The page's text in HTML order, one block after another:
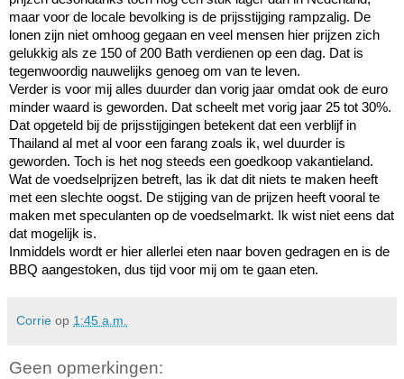
maar voor de locale bevolking is de prijsstijging rampzalig. De
lonen zijn niet omhoog gegaan en veel mensen hier prijzen zich
gelukkig als ze 150 of 200 Bath verdienen op een dag. Dat is
tegenwoordig nauwelijks genoeg om van te leven.
Verder is voor mij alles duurder dan vorig jaar omdat ook de euro
minder waard is geworden. Dat scheelt met vorig jaar 25 tot 30%.
Dat opgeteld bij de prijsstijgingen betekent dat een verblijf in
Thailand al met al voor een farang zoals ik, wel duurder is
geworden. Toch is het nog steeds een goedkoop vakantieland.
Wat de voedselprijzen betreft, las ik dat dit niets te maken heeft
met een slechte oogst. De stijging van de prijzen heeft vooral te
maken met speculanten op de voedselmarkt. Ik wist niet eens dat
dat mogelijk is.
Inmiddels wordt er hier allerlei eten naar boven gedragen en is de
BBQ aangestoken, dus tijd voor mij om te gaan eten.
Corrie op 1:45 a.m.
Geen opmerkingen: